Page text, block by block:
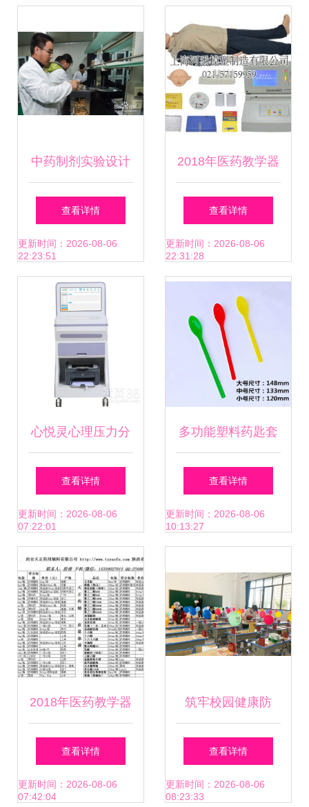
中药制剂实验设计
方法及其在医药教
学器材中的应用
查看详情
更新时间：2026-08-06
22:23:51
2018年医药教学器
材价格与批发市场
解析 来自教育装备
网第47页的洞察
查看详情
更新时间：2026-08-06
22:31:28
心悦灵心理压力分
析仪解析 专业心理
咨询设备的市场表
现与厂家报价
查看详情
更新时间：2026-08-06
07:22:01
多功能塑料药匙套
装 化学实验与医药
教学的精准助手
查看详情
更新时间：2026-08-06
10:13:27
2018年医药教学器
材市场行情、报价
解析与批发采购指
查看详情
更新时间：2026-08-06
07:42:04
筑牢校园健康防
线，海口中小学多
措并举迎开学
查看详情
更新时间：2026-08-06
08:23:33